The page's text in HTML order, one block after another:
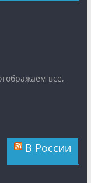
все,
В России